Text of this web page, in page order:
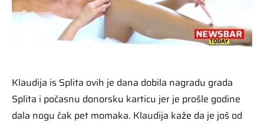
Klaudija is Splita ovih je dana dobila nagradu grada
Splita i počasnu donorsku karticu jer je prošle godine
dala nogu čak pet momaka. Klaudija kaže da je još od